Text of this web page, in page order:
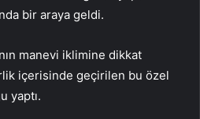
bir araya geldi.
manevi iklimine dikkat
içerisinde geçirilen bu özel
yaptı.